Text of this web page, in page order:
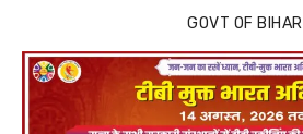
GOVT OF BIHAR